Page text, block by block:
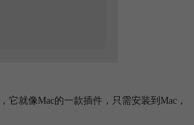
，它就像Mac的一款插件，只需安装到Mac，